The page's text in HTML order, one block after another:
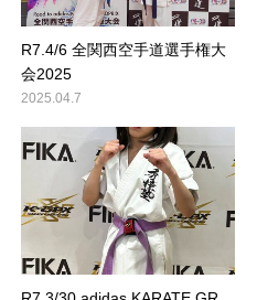
R7.4/6 全関西空手道選手権大
会2025
2025.04.7